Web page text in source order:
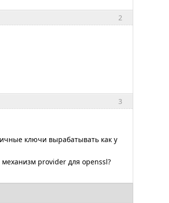
2
3
ключи вырабатывать как у
provider для openssl?